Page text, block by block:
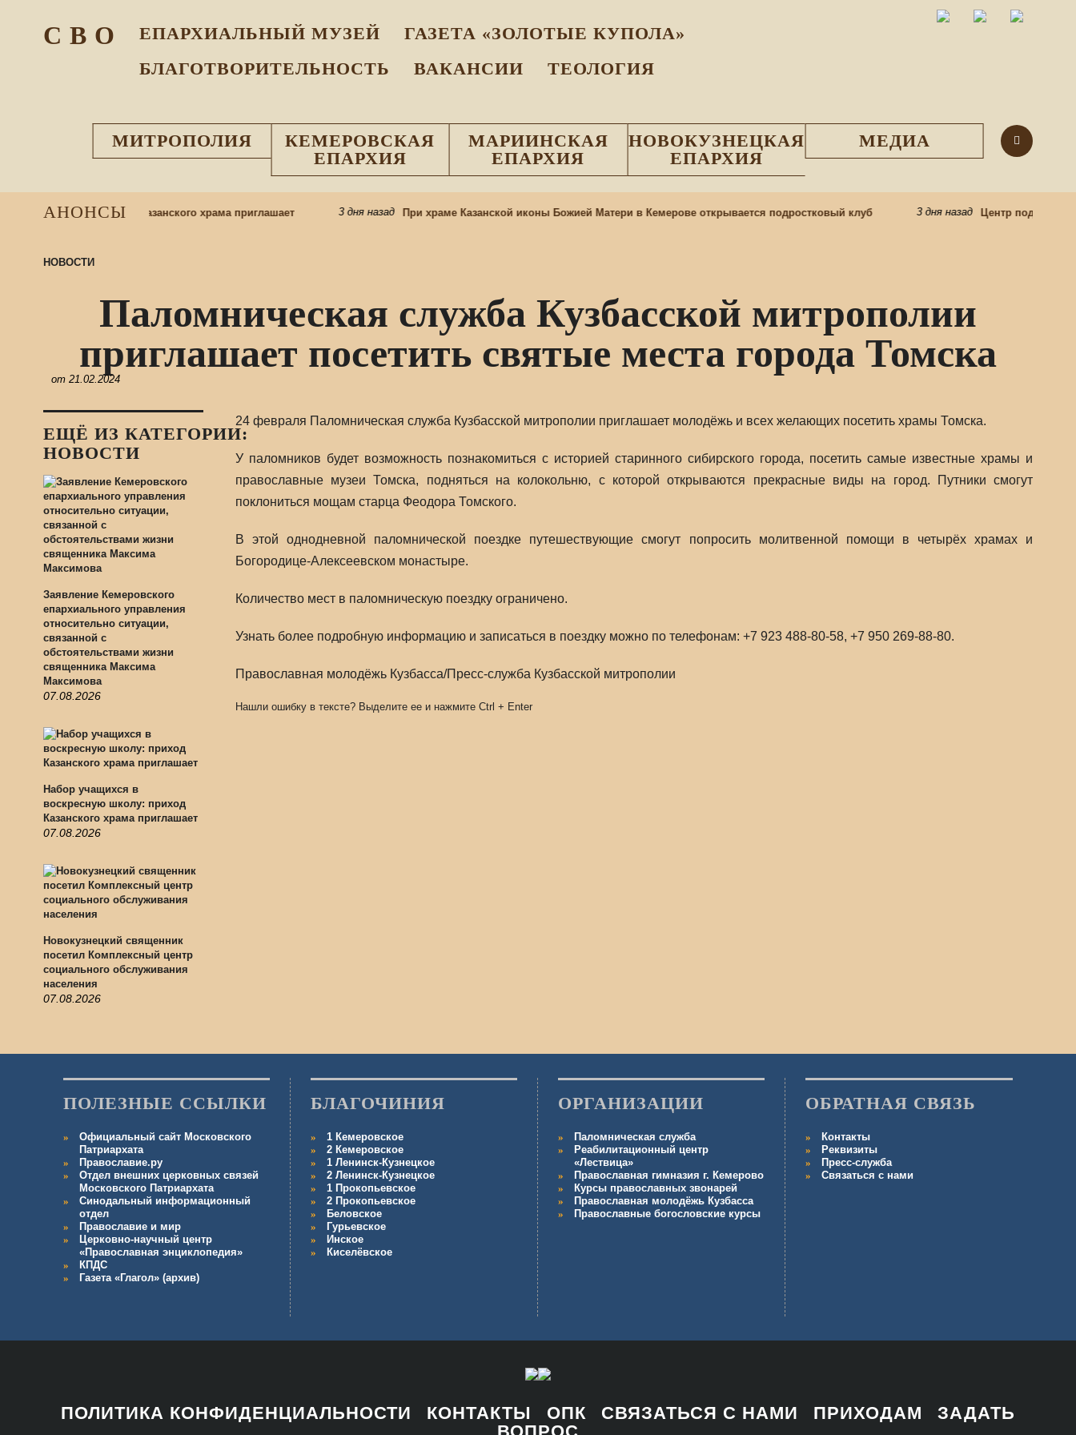
С В О ЕПАРХИАЛЬНЫЙ МУЗEЙ
ГАЗЕТА «ЗОЛОТЫЕ КУПОЛА»
БЛАГОТВОРИТЕЛЬНОСТЬ
ВАКАНСИИ ТЕОЛОГИЯ
МИТРОПОЛИЯ
КЕМЕРОВСКАЯ
ЕПАРХИЯ
МАРИИНСКАЯ
ЕПАРХИЯ
НОВОКУЗНЕЦКАЯ
ЕПАРХИЯ
МЕДИА
АНОНСЫ
школу: приход Казанского храма приглашает 3 дня назад При храме Казанской иконы Божией Матери в Кемерове открывается подростковый клуб 3 дня назад Центр подготовки
НОВОСТИ
Паломническая служба Кузбасской митрополии
приглашает посетить святые места города Томска
от 21.02.2024
ЕЩЁ ИЗ КАТЕГОРИИ:
НОВОСТИ
Заявление Кемеровского
епархиального управления
относительно ситуации,
связанной с
обстоятельствами жизни
священника Максима
Максимова
07.08.2026
Набор учащихся в
воскресную школу: приход
Казанского храма приглашает
07.08.2026
Новокузнецкий священник
посетил Комплексный центр
социального обслуживания
населения
07.08.2026
24 февраля Паломническая служба Кузбасской митрополии приглашает молодёжь и всех желающих посетить храмы Томска.
У паломников будет возможность познакомиться с историей старинного сибирского города, посетить самые известные храмы и
православные музеи Томска, подняться на колокольню, с которой открываются прекрасные виды на город. Путники смогут
поклониться мощам старца Феодора Томского.
В этой однодневной паломнической поездке путешествующие смогут попросить молитвенной помощи в четырёх храмах и
Богородице-Алексеевском монастыре.
Количество мест в паломническую поездку ограничено.
Узнать более подробную информацию и записаться в поездку можно по телефонам: +7 923 488-80-58, +7 950 269-88-80.
Православная молодёжь Кузбасса/Пресс-служба Кузбасской митрополии
Нашли ошибку в тексте? Выделите ее и нажмите Ctrl + Enter
ПОЛЕЗНЫЕ ССЫЛКИ
Официальный сайт Московского
Патриархата
Православие.ру
Отдел внешних церковных связей
Московского Патриархата
Синодальный информационный
отдел
Православие и мир
Церковно-научный центр
«Православная энциклопедия»
КПДС
Газета «Глагол» (архив)
БЛАГОЧИНИЯ
1 Кемеровское
2 Кемеровское
1 Ленинск-Кузнецкое
2 Ленинск-Кузнецкое
1 Прокопьевское
2 Прокопьевское
Беловское
Гурьевское
Инское
Киселёвское
ОРГАНИЗАЦИИ
Паломническая служба
Реабилитационный центр
«Лествица»
Православная гимназия г. Кемерово
Курсы православных звонарей
Православная молодёжь Кузбасса
Православные богословские курсы
ОБРАТНАЯ СВЯЗЬ
Контакты
Реквизиты
Пресс-служба
Связаться с нами
ПОЛИТИКА КОНФИДЕНЦИАЛЬНОСТИ КОНТАКТЫ ОПК СВЯЗАТЬСЯ С НАМИ ПРИХОДАМ
ЗАДАТЬ